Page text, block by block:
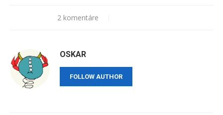
2 komentáre
OSKAR
FOLLOW AUTHOR